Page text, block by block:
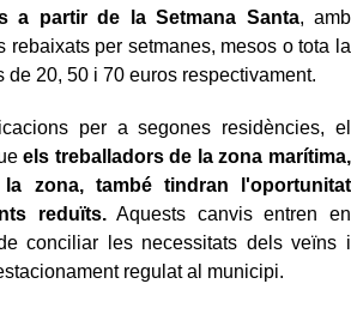
a partir de la Setmana Santa, amb
rebaixats per setmanes, mesos o tota la
de 20, 50 i 70 euros respectivament.
per a segones residències, el
els treballadors de la zona marítima,
zona, també tindran l'oportunitat
reduïts.Aquests canvis entren en
conciliar les necessitats dels veïns i
regulat al municipi.